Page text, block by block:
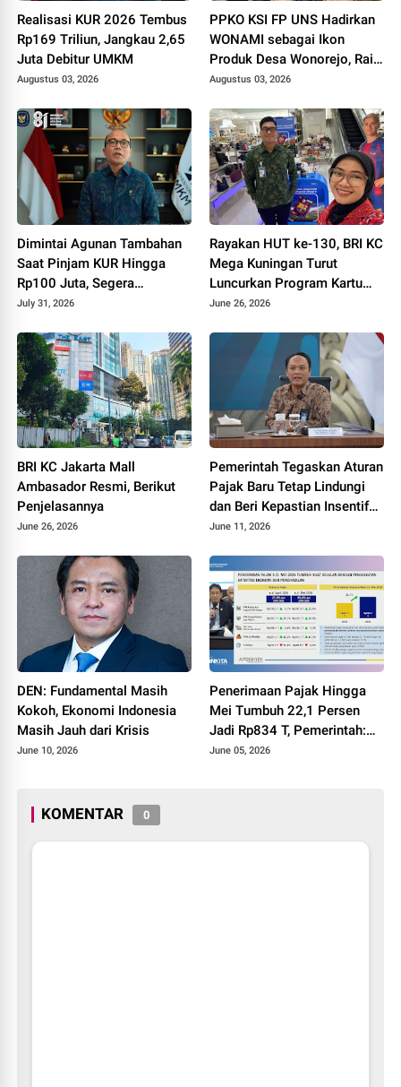
Realisasi KUR 2026 Tembus
Rp169 Triliun, Jangkau 2,65
Juta Debitur UMKM
Augustus 03, 2026
PPKO KSI FP UNS Hadirkan
WONAMI sebagai Ikon
Produk Desa Wonorejo, Raih
Tiga Penghargaan di
2026
Augustus 03, 2026
Dimintai Agunan Tambahan
Saat Pinjam KUR Hingga
Rp100 Juta, Segera
Laporkan!
July 31, 2026
Rayakan HUT ke-130, BRI KC
Mega Kuningan Turut
Luncurkan Program Kartu
Debit Co-Branding FC
June 26, 2026
BRI KC Jakarta Mall
Ambasador Resmi, Berikut
Penjelasannya
June 26, 2026
Pemerintah Tegaskan Aturan
Pajak Baru Tetap Lindungi
dan Beri Kepastian Insentif
UMKM
June 11, 2026
DEN: Fundamental Masih
Kokoh, Ekonomi Indonesia
Masih Jauh dari Krisis
June 10, 2026
Penerimaan Pajak Hingga
Mei Tumbuh 22,1 Persen
Jadi Rp834 T, Pemerintah:
Bukti Perbaikan Ekonomi di
June 05, 2026
KOMENTAR 0